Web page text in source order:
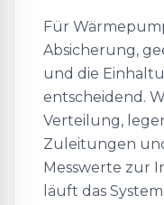
Für
Absicherung,
und die
entscheidend.
Verteilung,
Zuleitungen
Messwerte zur
läuft das